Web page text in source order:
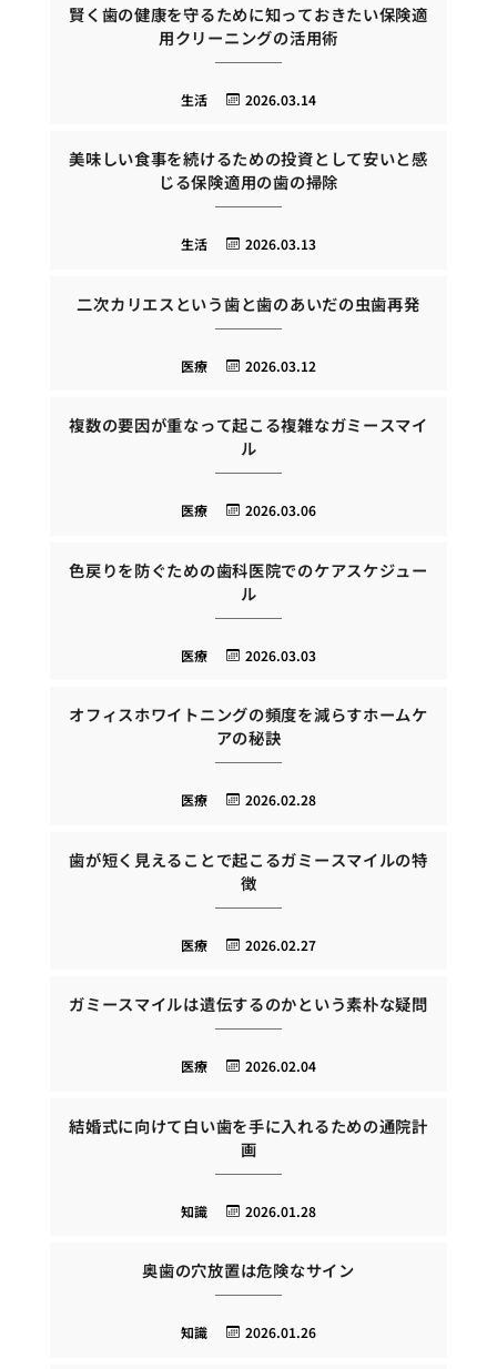
賢く歯の健康を守るために知っておきたい保険適
用クリーニングの活用術
2026.03.14
生活
美味しい食事を続けるための投資として安いと感
じる保険適用の歯の掃除
2026.03.13
生活
二次カリエスという歯と歯のあいだの虫歯再発
2026.03.12
医療
複数の要因が重なって起こる複雑なガミースマイ
ル
2026.03.06
医療
色戻りを防ぐための歯科医院でのケアスケジュー
ル
2026.03.03
医療
オフィスホワイトニングの頻度を減らすホームケ
アの秘訣
2026.02.28
医療
歯が短く見えることで起こるガミースマイルの特
徴
2026.02.27
医療
ガミースマイルは遺伝するのかという素朴な疑問
2026.02.04
医療
結婚式に向けて白い歯を手に入れるための通院計
画
2026.01.28
知識
奥歯の穴放置は危険なサイン
2026.01.26
知識